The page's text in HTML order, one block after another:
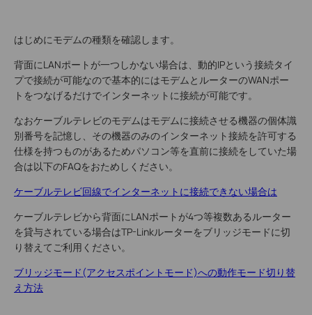
はじめにモデムの種類を確認します。
背面にLANポートが一つしかない場合は、動的IPという接続タイ
プで接続が可能なので基本的にはモデムとルーターのWANポー
トをつなげるだけでインターネットに接続が可能です。
なおケーブルテレビのモデムはモデムに接続させる機器の個体識
別番号を記憶し、その機器のみのインターネット接続を許可する
仕様を持つものがあるためパソコン等を直前に接続をしていた場
合は以下のFAQをおためしください。
ケーブルテレビ回線でインターネットに接続できない場合は
ケーブルテレビから背面にLANポートが4つ等複数あるルーター
を貸与されている場合はTP-Linkルーターをブリッジモードに切
り替えてご利用ください。
ブリッジモード(アクセスポイントモード)への動作モード切り替
え方法